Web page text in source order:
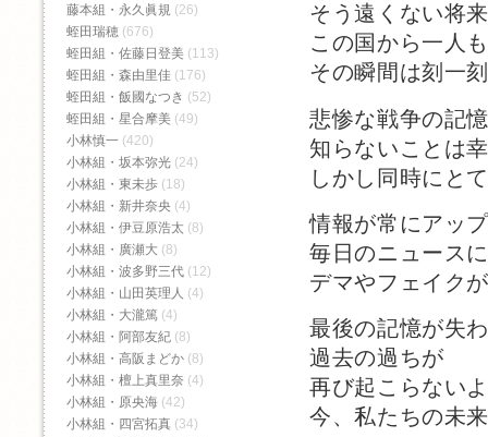
そう遠くない将
この国から一人
その瞬間は刻一
悲惨な戦争の記
知らないことは
しかし同時にと
情報が常にアッ
毎日のニュース
デマやフェイク
最後の記憶が失
過去の過ちが
再び起こらない
今、私たちの未
藤本組・永久眞規 (26)
蛭田瑞穂 (676)
蛭田組・佐藤日登美 (113)
蛭田組・森由里佳 (176)
蛭田組・飯國なつき (52)
蛭田組・星合摩美 (49)
小林慎一 (420)
小林組・坂本弥光 (24)
小林組・東未歩 (18)
小林組・新井奈央 (4)
小林組・伊豆原浩太 (8)
小林組・廣瀬大 (8)
小林組・波多野三代 (12)
小林組・山田英理人 (4)
小林組・大瀧篤 (4)
小林組・阿部友紀 (8)
小林組・高阪まどか (8)
小林組・檀上真里奈 (4)
小林組・原央海 (42)
小林組・四宮拓真 (34)